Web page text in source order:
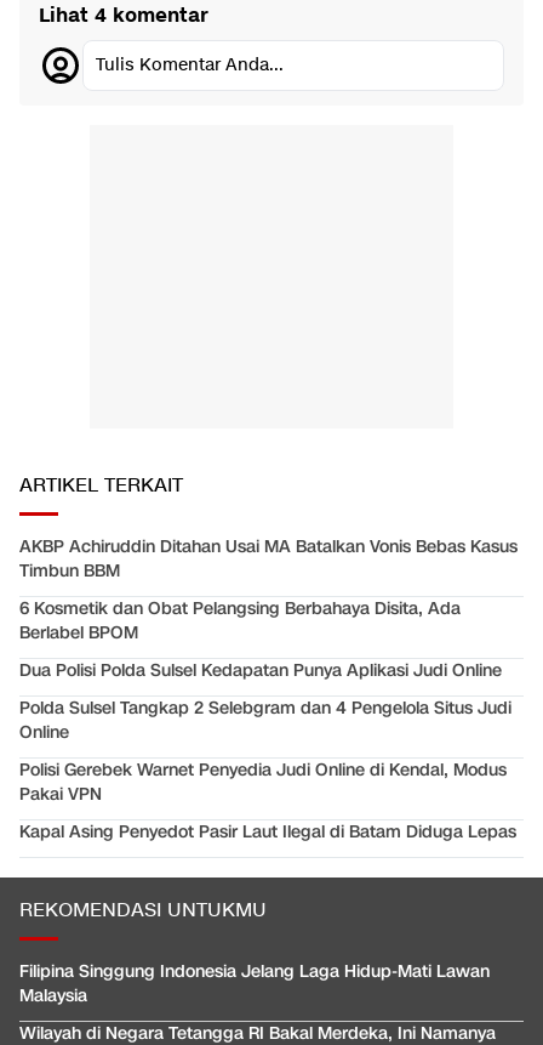
Lihat 4 komentar
Tulis Komentar Anda...
ARTIKEL TERKAIT
AKBP Achiruddin Ditahan Usai MA Batalkan Vonis Bebas Kasus
Timbun BBM
6 Kosmetik dan Obat Pelangsing Berbahaya Disita, Ada
Berlabel BPOM
Dua Polisi Polda Sulsel Kedapatan Punya Aplikasi Judi Online
Polda Sulsel Tangkap 2 Selebgram dan 4 Pengelola Situs Judi
Online
Polisi Gerebek Warnet Penyedia Judi Online di Kendal, Modus
Pakai VPN
Kapal Asing Penyedot Pasir Laut Ilegal di Batam Diduga Lepas
REKOMENDASI UNTUKMU
Filipina Singgung Indonesia Jelang Laga Hidup-Mati Lawan
Malaysia
Wilayah di Negara Tetangga RI Bakal Merdeka, Ini Namanya